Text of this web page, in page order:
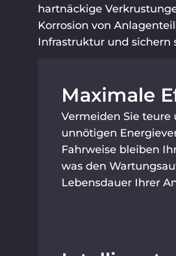
hartnäckige
Korrosion von
Infrastruktur und sichern
Maximale
Vermeiden Sie
unnötigen
Fahrweise bleiben
was den
Lebensdauer Ihrer